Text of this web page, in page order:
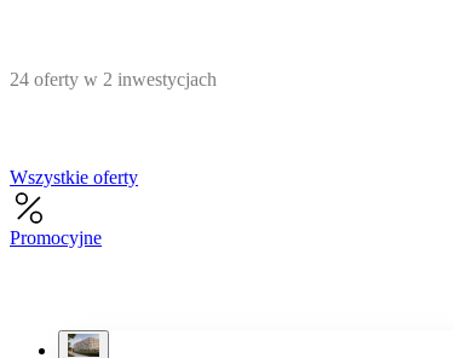
24 oferty w 2 inwestycjach
Wszystkie oferty
Promocyjne